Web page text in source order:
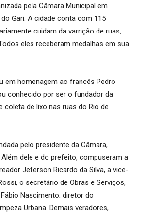
pela Câmara Municipal em
Gari. A cidade conta com 115
cuidam da varrição de ruas,
eles receberam medalhas em sua
em homenagem ao francês Pedro
conhecido por ser o fundador da
coleta de lixo nas ruas do Rio de
pelo presidente da Câmara,
dele e do prefeito, compuseram a
Jeferson Ricardo da Silva, a vice-
o secretário de Obras e Serviços,
Nascimento, diretor do
Urbana. Demais veradores,